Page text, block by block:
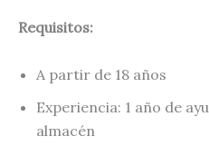
Requisitos:
A partir de 18 años
Experiencia: 1 año de
almacén